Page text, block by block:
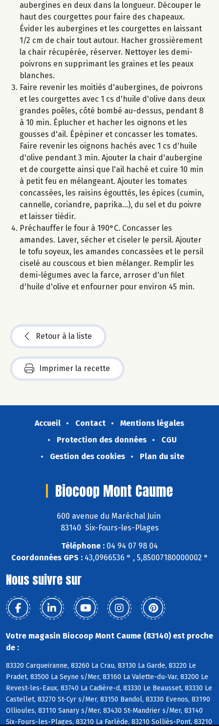
aubergines en deux dans la longueur. Découper le
haut des courgettes pour faire des chapeaux.
Évider les aubergines et les courgettes en laissant
1/2 cm de chair tout autour. Hacher grossièrement
la chair récupérée, réserver. Nettoyer les demi-
poivrons en supprimant les graines et les peaux
blanches.
Faire revenir les moitiés d'aubergines, de poivrons
et les courgettes avec 1 cs d'huile d'olive dans deux
grandes poêles, côté bombé au-dessus, pendant 8
à 10 min. Éplucher et hacher les oignons et les
gousses d'ail. Épépiner et concasser les tomates.
Faire revenir les oignons hachés avec 1 cs d'huile
d'olive pendant 3 min. Ajouter la chair d'aubergine
et de courgette ainsi que l'ail haché et cuire 10 min
à petit feu en mélangeant. Ajouter les tomates
concassées, les raisins égouttés, les épices (cumin,
cannelle, coriandre, paprika...), du sel et du poivre
et laisser tiédir.
Préchauffer le four à 190°C. Concasser les
amandes. Laver, sécher et ciseler le persil. Ajouter
le tofu soyeux, les amandes concassées et le persil
ciselé au couscous et bien mélanger. Remplir les
demi-légumes avec la farce, arroser d'un filet
d'huile d'olive et enfourner pour environ 45 min.
Retour à la liste
Imprimer la recette
Accueil Contact
Mentions légales
Protection des données
CGU
Gestion des cookies
Plan du site
Biocoop Mont Caume
600 avenue du Maréchal Juin
83140 Six-Fours-les-Plages
Téléphone : 04 94 07 98 04
Coordonnées GPS :43,0966536 ° , 5,85007180000002 °
Nous suivre sur
Votre magasin Biocoop Mont Caume (83140) est proche
de :
83320 Carqueiranne, 83260 La Crau, 83130 La Garde, 83220 Le
Pradet, 83500 La Seyne s/Mer, 83160 La Valette-du-Var, 83200 Le
Revest-les-Eaux, 83740 La Cadière-d, 83330 Le Beausset, 83330 Le
Castellet, 83270 St-Cyr s/Mer, 83150 Bandol, 83330 Evenos, 83190
Ollioules, 83110 Sanary s/Mer, 83430 St-Mandrier s/Mer, 83140
Six-Fours-les-Plages, 83210 La Farlède, 83210 Solliès-Pont, 83210